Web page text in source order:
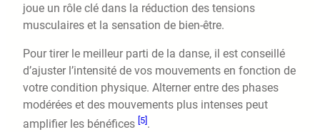
joue un rôle clé dans la réduction des tensions
musculaires et la sensation de bien-être.
Pour tirer le meilleur parti de la danse, il est conseillé
d’ajuster l’intensité de vos mouvements en fonction de
votre condition physique. Alterner entre des phases
modérées et des mouvements plus intenses peut
amplifier les bénéfices [5] .